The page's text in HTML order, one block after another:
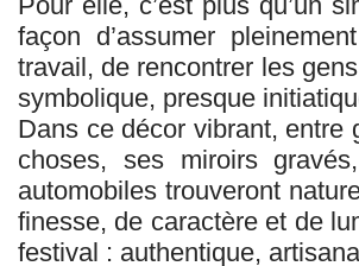
façon d’assumer
travail, de rencontrer les
symbolique, presque
Dans ce décor vibrant, entre
choses, ses miroirs
automobiles trouveront
finesse, de caractère et de
festival : authentique,